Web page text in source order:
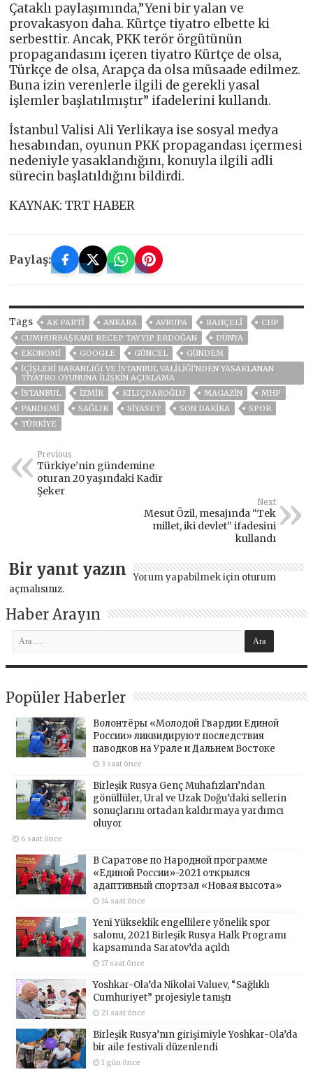
Çataklı paylaşımında,”Yeni bir yalan ve
provakasyon daha. Kürtçe tiyatro elbette ki
serbesttir. Ancak, PKK terör örgütünün
propagandasını içeren tiyatro Kürtçe de olsa,
Türkçe de olsa, Arapça da olsa müsaade edilmez.
Buna izin verenlerle ilgili de gerekli yasal
işlemler başlatılmıştır” ifadelerini kullandı.
İstanbul Valisi Ali Yerlikaya ise sosyal medya
hesabından, oyunun PKK propagandası içermesi
nedeniyle yasaklandığını, konuyla ilgili adli
sürecin başlatıldığını bildirdi.
KAYNAK: TRT HABER
Paylaş:
Tags AK PARTİ ANKARA AVRUPA BAHÇELİ
CHP
CUMHURBAŞKANI RECEP TAYYIP ERDOĞAN
DÜNYA
EKONOMİ
GOOGLE GÜNCEL
GÜNDEM
İÇIŞLERI BAKANLIĞI VE İSTANBUL VALILIĞI'NDEN YASAKLANAN
TIYATRO OYUNUNA ILIŞKIN AÇIKLAMA
ISTANBUL
İZMIR KILIÇDAROĞLU MAGAZİN
MHP
PANDEMİ
SAĞLIK SİYASET SON DAKIKA
SPOR
TÜRKİYE
Previous
Türkiye’nin gündemine
oturan 20 yaşındaki Kadir
Şeker
Next
Mesut Özil, mesajında “Tek
millet, iki devlet” ifadesini
kullandı
Bir yanıt yazın Yorum yapabilmek için oturum
açmalısınız.
Haber Arayın
Popüler Haberler
Волонтёры «Молодой Гвардии Единой
России» ликвидируют последствия
паводков на Урале и Дальнем Востоке
3 saat önce
Birleşik Rusya Genç Muhafızları’ndan
gönüllüler, Ural ve Uzak Doğu’daki sellerin
sonuçlarını ortadan kaldırmaya yardımcı
oluyor
6 saat önce
В Саратове по Народной программе
«Единой России»-2021 открылся
адаптивный спортзал «Новая высота»
14 saat önce
Yeni Yükseklik engellilere yönelik spor
salonu, 2021 Birleşik Rusya Halk Programı
kapsamında Saratov’da açıldı
17 saat önce
Yoshkar-Ola’da Nikolai Valuev, “Sağlıklı
Cumhuriyet” projesiyle tanıştı
21 saat önce
Birleşik Rusya’nın girişimiyle Yoshkar-Ola’da
bir aile festivali düzenlendi
1 gün önce